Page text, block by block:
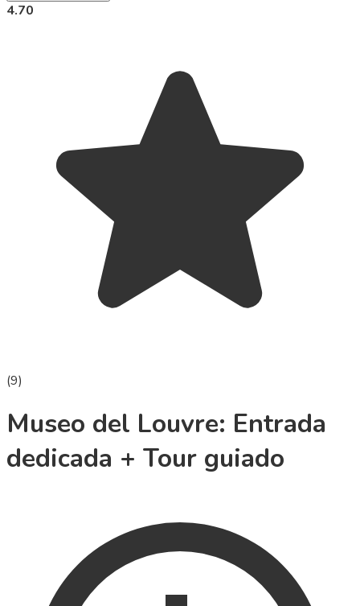
4.70
(9)
Museo del Louvre: Entrada
dedicada + Tour guiado